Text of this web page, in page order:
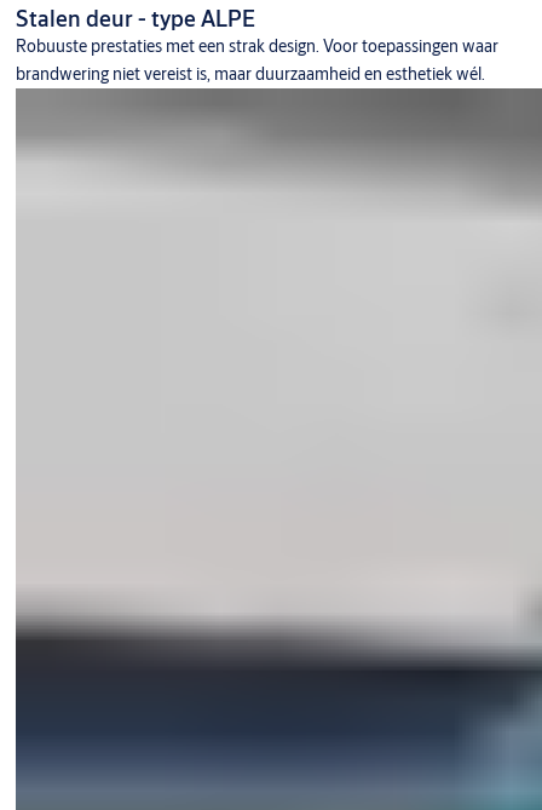
Stalen deur - type ALPE
Robuuste prestaties met een strak design. Voor toepassingen waar
brandwering niet vereist is, maar duurzaamheid en esthetiek wél.